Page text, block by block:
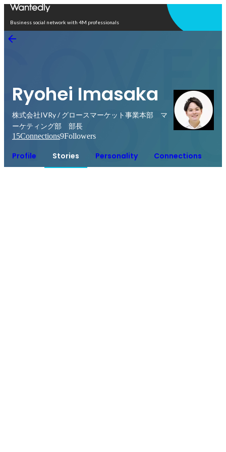
Business social network with 4M professionals
Ryohei Imasaka
株式会社IVRy / グロースマーケット事業本部 マ
ーケティング部 部長
15Connections9Followers
Profile Stories Personality Connections